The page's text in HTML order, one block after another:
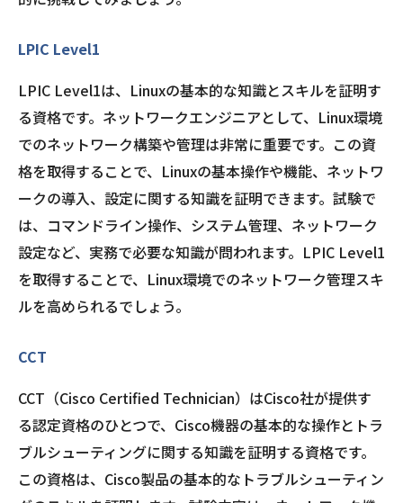
LPIC Level1
LPIC Level1は、Linuxの基本的な知識とスキルを証明す
る資格です。ネットワークエンジニアとして、Linux環境
でのネットワーク構築や管理は非常に重要です。この資
格を取得することで、Linuxの基本操作や機能、ネットワ
ークの導入、設定に関する知識を証明できます。試験で
は、コマンドライン操作、システム管理、ネットワーク
設定など、実務で必要な知識が問われます。LPIC Level1
を取得することで、Linux環境でのネットワーク管理スキ
ルを高められるでしょう。
CCT
CCT（Cisco Certified Technician）はCisco社が提供す
る認定資格のひとつで、Cisco機器の基本的な操作とトラ
ブルシューティングに関する知識を証明する資格です。
この資格は、Cisco製品の基本的なトラブルシューティン